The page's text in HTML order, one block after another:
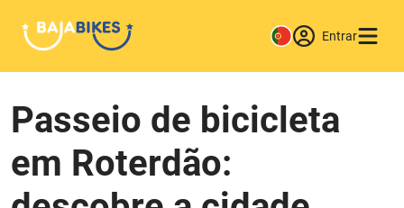
Entrar
Passeio de bicicleta
em Roterdão: